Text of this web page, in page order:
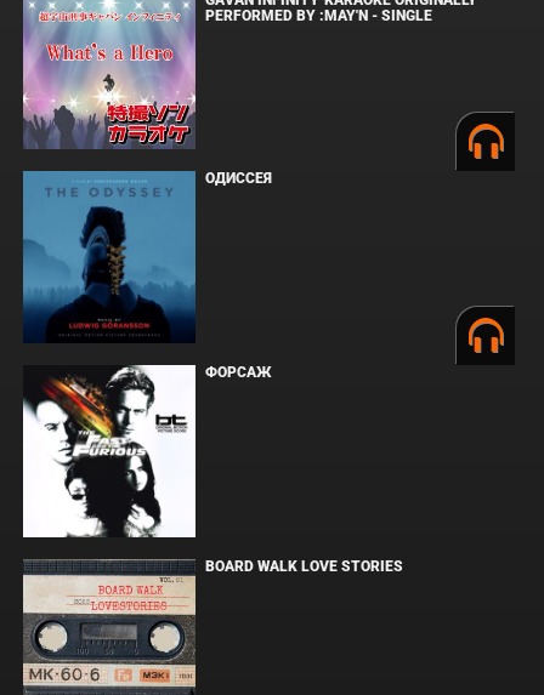
PERFORMED BY :MAY'N - SINGLE
ОДИССЕЯ
ФОРСАЖ
BOARD WALK LOVE STORIES